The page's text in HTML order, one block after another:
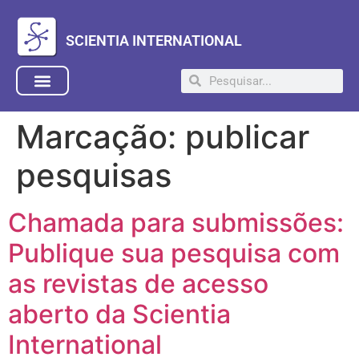
SCIENTIA INTERNATIONAL
Marcação: publicar
pesquisas
Chamada para submissões:
Publique sua pesquisa com
as revistas de acesso
aberto da Scientia
International